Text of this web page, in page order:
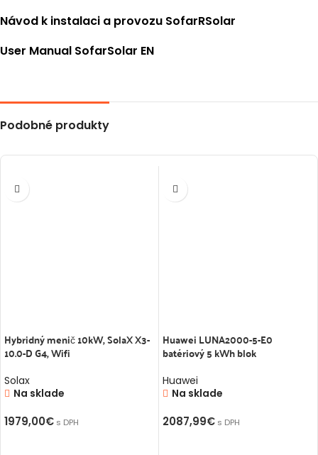
Návod k instalaci a provozu SofarRSolar
User Manual SofarSolar EN
Podobné produkty
Hybridný menič 10kW, SolaX X3-
10.0-D G4, Wifi
Solax
Na sklade
1979,00€ s DPH
Huawei LUNA2000-5-E0
batériový 5 kWh blok
Huawei
Na sklade
2087,99€ s DPH